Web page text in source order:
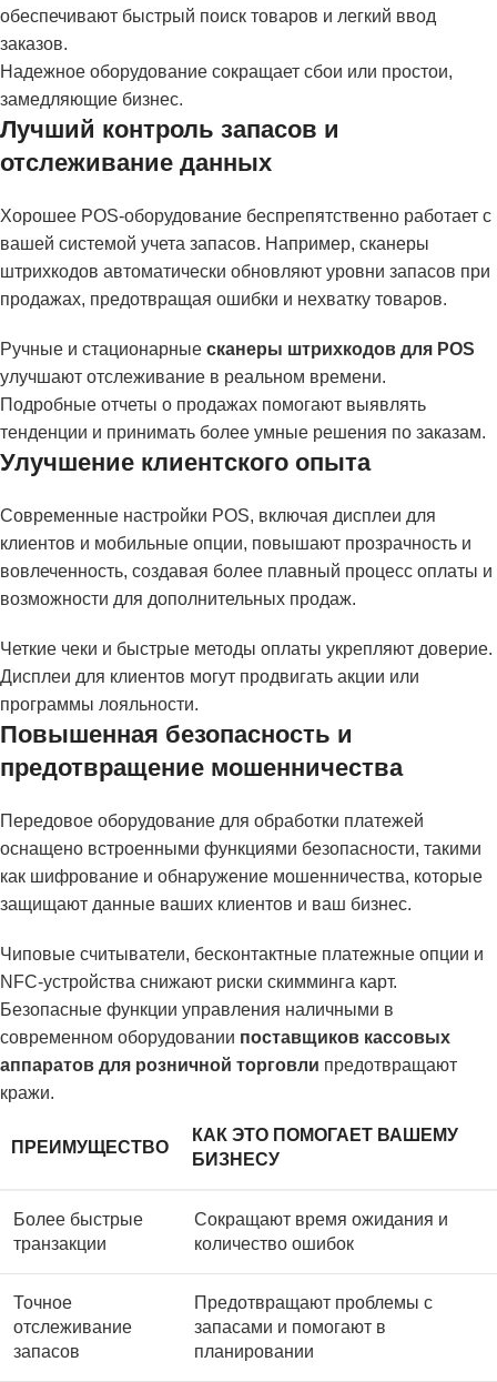
обеспечивают быстрый поиск товаров и легкий ввод
заказов.
Надежное оборудование сокращает сбои или простои,
замедляющие бизнес.
Лучший контроль запасов и
отслеживание данных
Хорошее POS-оборудование беспрепятственно работает с
вашей системой учета запасов. Например, сканеры
штрихкодов автоматически обновляют уровни запасов при
продажах, предотвращая ошибки и нехватку товаров.
Ручные и стационарные сканеры штрихкодов для POS
улучшают отслеживание в реальном времени.
Подробные отчеты о продажах помогают выявлять
тенденции и принимать более умные решения по заказам.
Улучшение клиентского опыта
Современные настройки POS, включая дисплеи для
клиентов и мобильные опции, повышают прозрачность и
вовлеченность, создавая более плавный процесс оплаты и
возможности для дополнительных продаж.
Четкие чеки и быстрые методы оплаты укрепляют доверие.
Дисплеи для клиентов могут продвигать акции или
программы лояльности.
Повышенная безопасность и
предотвращение мошенничества
Передовое оборудование для обработки платежей
оснащено встроенными функциями безопасности, такими
как шифрование и обнаружение мошенничества, которые
защищают данные ваших клиентов и ваш бизнес.
Чиповые считыватели, бесконтактные платежные опции и
NFC-устройства снижают риски скимминга карт.
Безопасные функции управления наличными в
современном оборудовании поставщиков кассовых
аппаратов для розничной торговли предотвращают
кражи.
ПРЕИМУЩЕСТВО
КАК ЭТО ПОМОГАЕТ ВАШЕМУ
БИЗНЕСУ
Более быстрые
транзакции
Сокращают время ожидания и
количество ошибок
Точное
отслеживание
запасов
Предотвращают проблемы с
запасами и помогают в
планировании